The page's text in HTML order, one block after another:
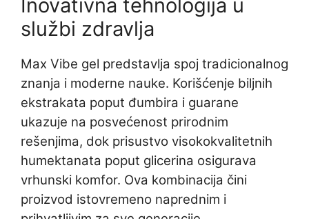
Inovativna tehnologija u
službi zdravlja
Max Vibe gel predstavlja spoj tradicionalnog
znanja i moderne nauke. Korišćenje biljnih
ekstrakata poput đumbira i guarane
ukazuje na posvećenost prirodnim
rešenjima, dok prisustvo visokokvalitetnih
humektanata poput glicerina osigurava
vrhunski komfor. Ova kombinacija čini
proizvod istovremeno naprednim i